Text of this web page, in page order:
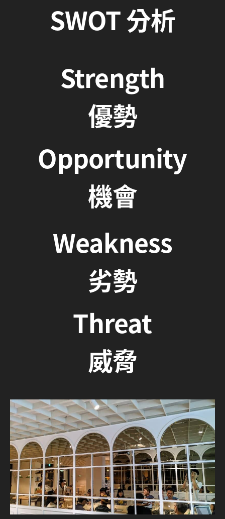
SWOT分析
Strength
優勢
Opportunity
機會
Weakness
劣勢
Threat
威脅